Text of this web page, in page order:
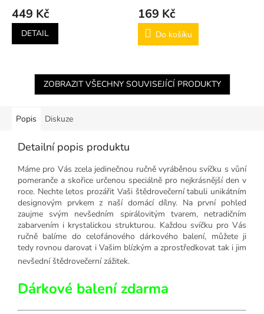
449 Kč
DETAIL
169 Kč
Do košíku
ZOBRAZIT VŠECHNY SOUVISEJÍCÍ PRODUKTY
Popis Diskuze
Detailní popis produktu
Máme pro Vás zcela jedinečnou ručně vyráběnou svíčku s vůní
pomeranče a skořice určenou speciálně pro nejkrásnější den v
roce. Nechte letos prozářit Vaši štědrovečerní tabuli unikátním
designovým prvkem z naší domácí dílny. Na první pohled
zaujme svým nevšedním spirálovitým tvarem, netradičním
zabarvením i krystalickou strukturou. Každou svíčku pro Vás
ručně balíme do celofánového dárkového balení, můžete ji
tedy rovnou darovat i Vašim blízkým a zprostředkovat tak i jim
nevšední štědrovečerní zážitek.
Dárkové balení zdarma